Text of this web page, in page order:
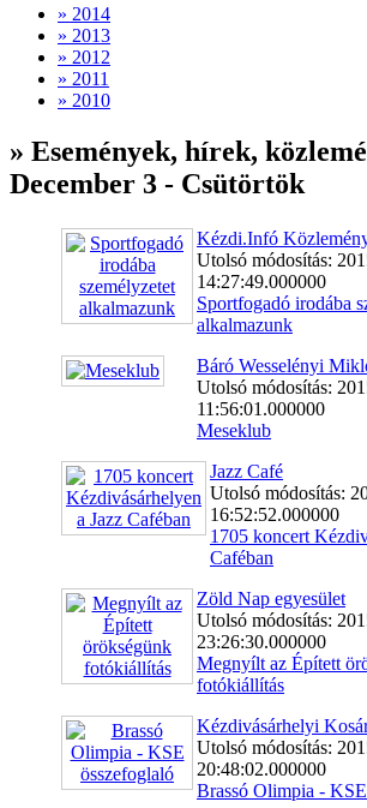
» 2014
» 2013
» 2012
» 2011
» 2010
» Események, hírek,
December 3 - Csütörtök
Kézdi.Infó
Utolsó módosítás:
14:27:49.000000
Sportfogadó irodába
alkalmazunk
Báró Wesselényi
Utolsó módosítás:
11:56:01.000000
Meseklub
Jazz Café
Utolsó módosítás:
16:52:52.000000
1705 koncert
Caféban
Zöld Nap egyesület
Utolsó módosítás:
23:26:30.000000
Megnyílt az Épített
fotókiállítás
Kézdivásárhelyi
Utolsó módosítás:
20:48:02.000000
Brassó Olimpia -